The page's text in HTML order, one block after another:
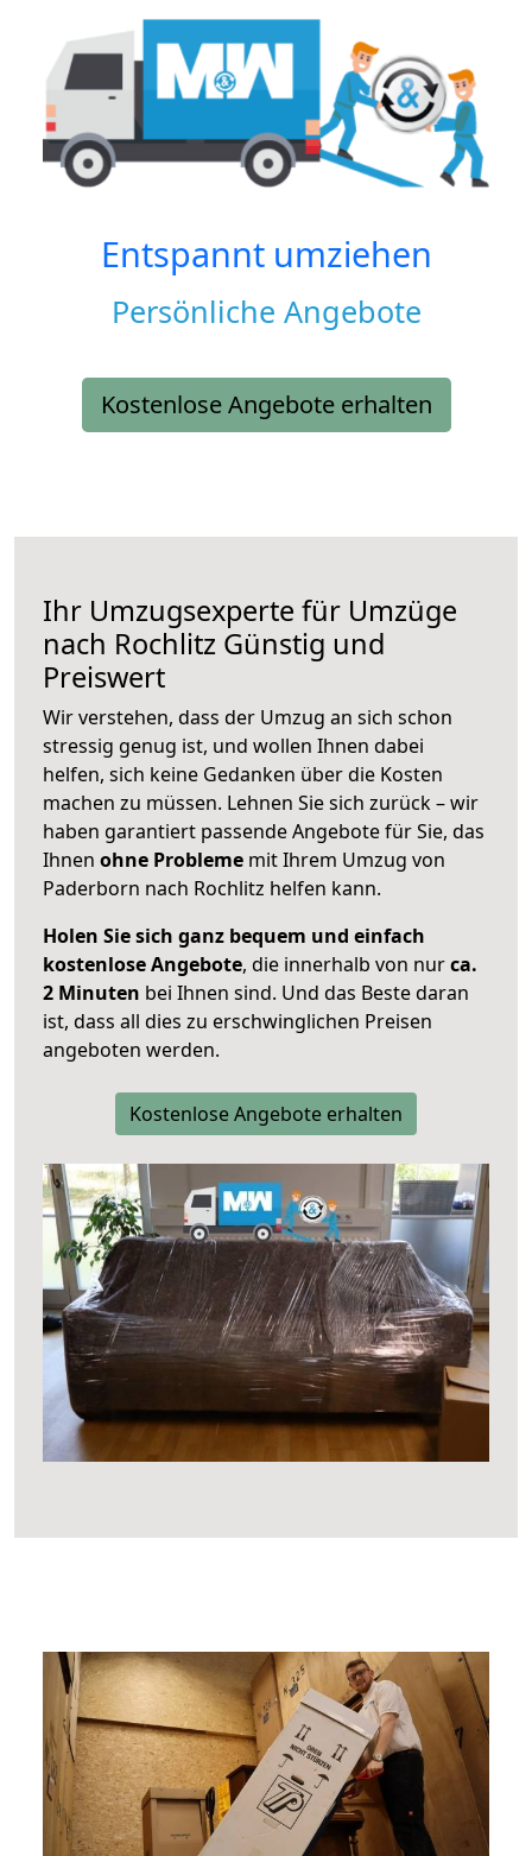
Entspannt umziehen
Persönliche Angebote
Kostenlose Angebote erhalten
Ihr Umzugsexperte für Umzüge
nach Rochlitz Günstig und
Preiswert
Wir verstehen, dass der Umzug an sich schon
stressig genug ist, und wollen Ihnen dabei
helfen, sich keine Gedanken über die Kosten
machen zu müssen. Lehnen Sie sich zurück – wir
haben garantiert passende Angebote für Sie, das
Ihnen ohne Probleme mit Ihrem Umzug von
Paderborn nach Rochlitz helfen kann.
Holen Sie sich ganz bequem und einfach
kostenlose Angebote, die innerhalb von nurca.
2 Minuten bei Ihnen sind. Und das Beste daran
ist, dass all dies zu erschwinglichen Preisen
angeboten werden.
Kostenlose Angebote erhalten